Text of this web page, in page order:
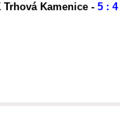
Kamenice - 5 : 4(2